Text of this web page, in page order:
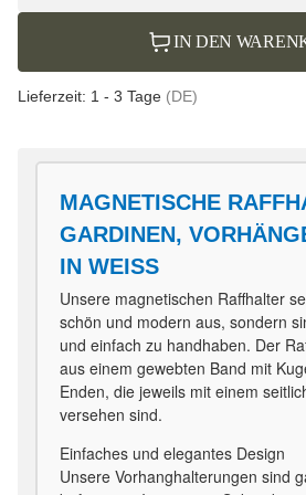
IN DEN
Lieferzeit: 1 - 3 Tage (DE)
MAGNETISCHE
GARDINEN,
IN WEISS
Unsere magnetischen Raffhalter
schön und modern aus, sondern
und einfach zu handhaben. Der
aus einem gewebten Band mit
Enden, die jeweils mit einem
versehen sind.
Einfaches und elegantes Design
Unsere Vorhanghalterungen sind